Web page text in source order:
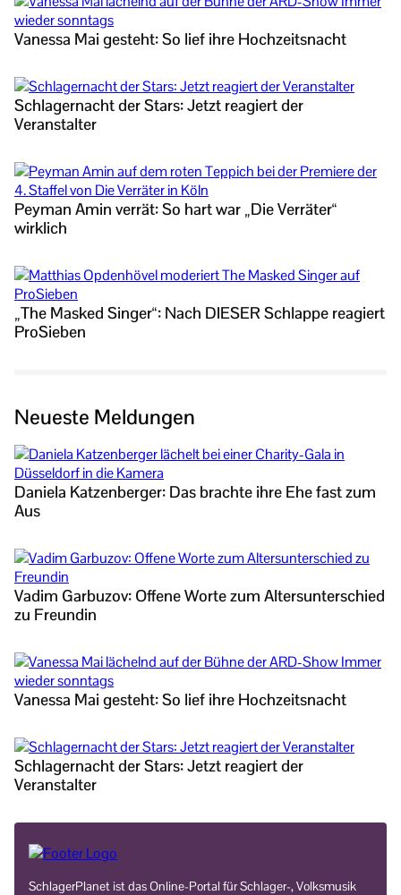
Vanessa Mai gesteht: So lief ihre Hochzeitsnacht
Schlagernacht der Stars: Jetzt reagiert der
Veranstalter
Peyman Amin verrät: So hart war „Die Verräter“
wirklich
„The Masked Singer“: Nach DIESER Schlappe reagiert
ProSieben
Neueste Meldungen
Daniela Katzenberger: Das brachte ihre Ehe fast zum
Aus
Vadim Garbuzov: Offene Worte zum Altersunterschied
zu Freundin
Vanessa Mai gesteht: So lief ihre Hochzeitsnacht
Schlagernacht der Stars: Jetzt reagiert der
Veranstalter
SchlagerPlanet ist das Online-Portal für Schlager-, Volksmusik